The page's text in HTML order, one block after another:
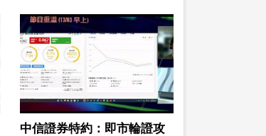
中信證券特約：即市輪證攻